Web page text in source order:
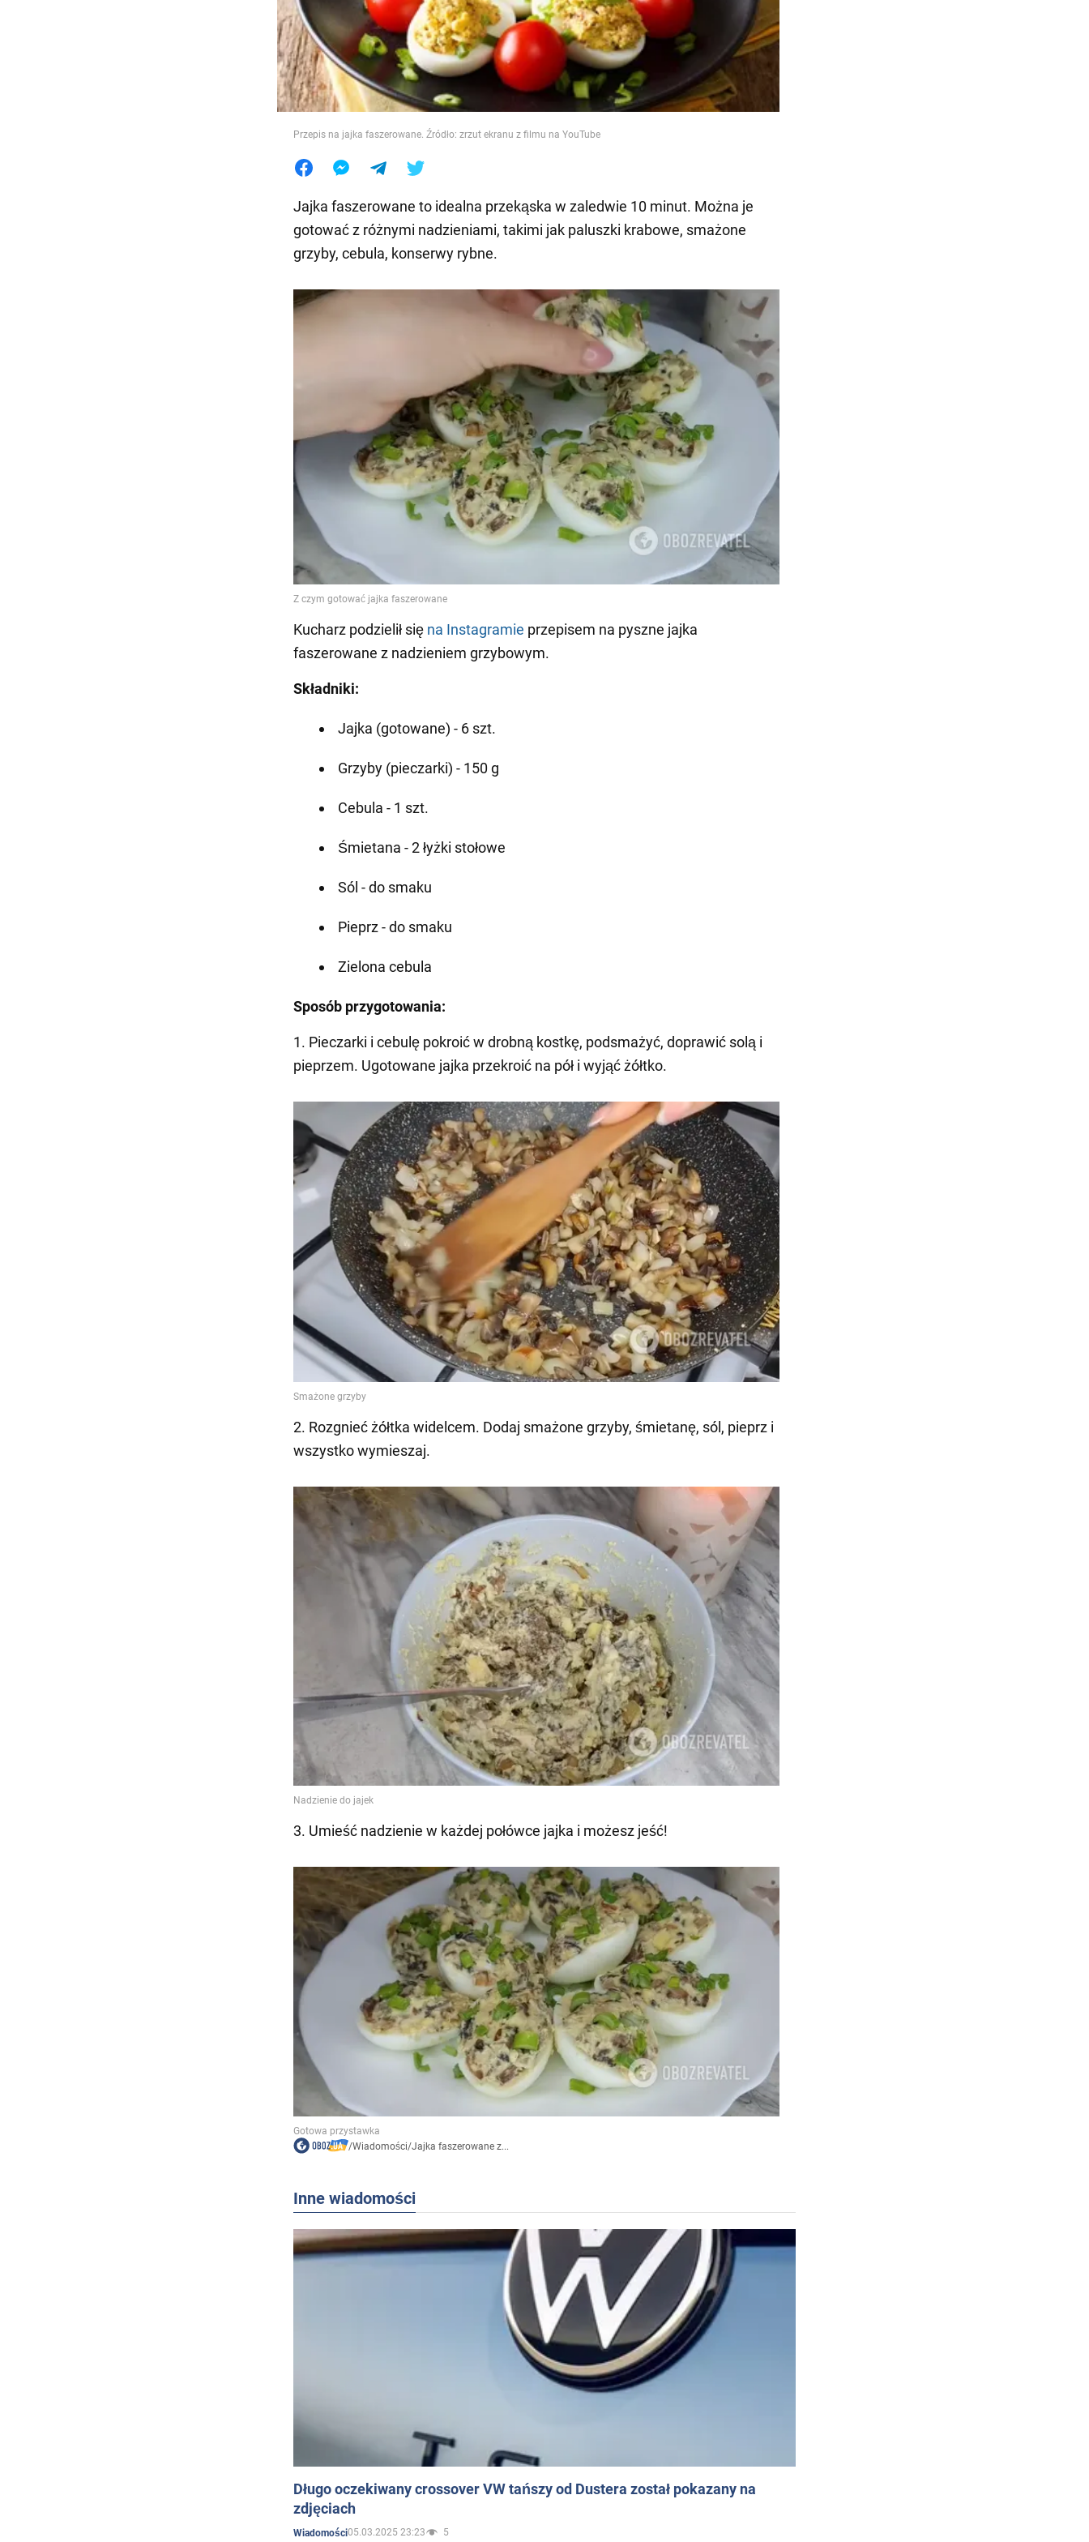
Jedzenie
Przepis na jajka faszerowane. Źródło: zrzut ekranu z filmu na YouTube
Jajka faszerowane to idealna przekąska w zaledwie 10 minut. Można je
gotować z różnymi nadzieniami, takimi jak paluszki krabowe, smażone
grzyby, cebula, konserwy rybne.
Kucharz podzielił się na Instagramie przepisem na pyszne jajka
faszerowane z nadzieniem grzybowym.
Składniki:
Jajka (gotowane) - 6 szt.
Grzyby (pieczarki) - 150 g
Cebula - 1 szt.
Śmietana - 2 łyżki stołowe
Sól - do smaku
Pieprz - do smaku
Zielona cebula
Sposób przygotowania:
1. Pieczarki i cebulę pokroić w drobną kostkę, podsmażyć, doprawić solą i
pieprzem. Ugotowane jajka przekroić na pół i wyjąć żółtko.
2. Rozgnieć żółtka widelcem. Dodaj smażone grzyby, śmietanę, sól, pieprz i
wszystko wymieszaj.
3. Umieść nadzienie w każdej połówce jajka i możesz jeść!
/Wiadomości/Jajka faszerowane z...
Inne wiadomości
Długo oczekiwany crossover VW tańszy od Dustera został pokazany na
zdjęciach
Wiadomości05.03.2025 23:23 5